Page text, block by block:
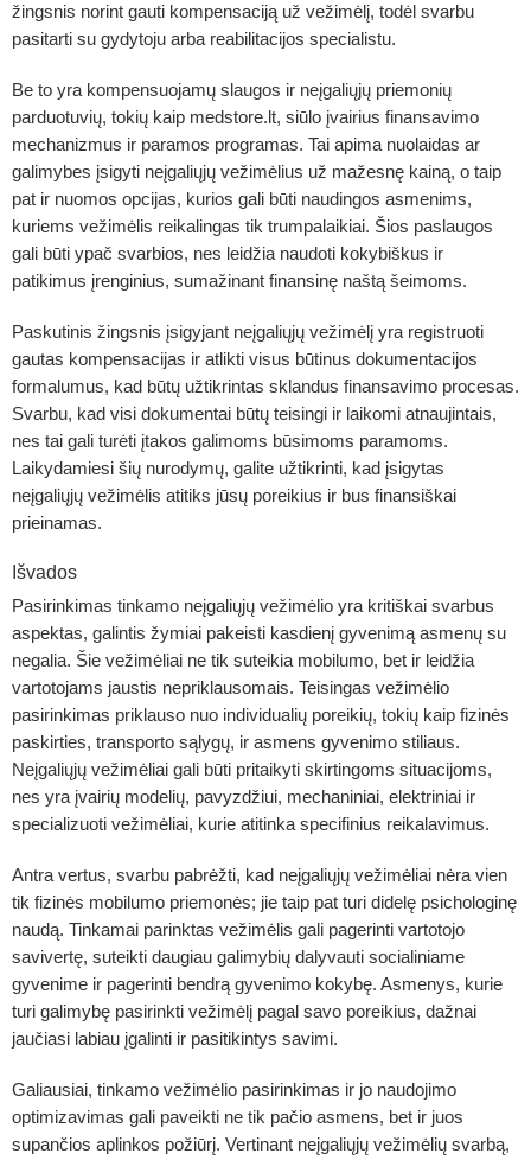
žingsnis norint gauti kompensaciją už vežimėlį, todėl svarbu
pasitarti su gydytoju arba reabilitacijos specialistu.
Be to yra kompensuojamų slaugos ir neįgaliųjų priemonių
parduotuvių, tokių kaip medstore.lt, siūlo įvairius finansavimo
mechanizmus ir paramos programas. Tai apima nuolaidas ar
galimybes įsigyti neįgaliųjų vežimėlius už mažesnę kainą, o taip
pat ir nuomos opcijas, kurios gali būti naudingos asmenims,
kuriems vežimėlis reikalingas tik trumpalaikiai. Šios paslaugos
gali būti ypač svarbios, nes leidžia naudoti kokybiškus ir
patikimus įrenginius, sumažinant finansinę naštą šeimoms.
Paskutinis žingsnis įsigyjant neįgaliųjų vežimėlį yra registruoti
gautas kompensacijas ir atlikti visus būtinus dokumentacijos
formalumus, kad būtų užtikrintas sklandus finansavimo procesas.
Svarbu, kad visi dokumentai būtų teisingi ir laikomi atnaujintais,
nes tai gali turėti įtakos galimoms būsimoms paramoms.
Laikydamiesi šių nurodymų, galite užtikrinti, kad įsigytas
neįgaliųjų vežimėlis atitiks jūsų poreikius ir bus finansiškai
prieinamas.
Išvados
Pasirinkimas tinkamo neįgaliųjų vežimėlio yra kritiškai svarbus
aspektas, galintis žymiai pakeisti kasdienį gyvenimą asmenų su
negalia. Šie vežimėliai ne tik suteikia mobilumo, bet ir leidžia
vartotojams jaustis nepriklausomais. Teisingas vežimėlio
pasirinkimas priklauso nuo individualių poreikių, tokių kaip fizinės
paskirties, transporto sąlygų, ir asmens gyvenimo stiliaus.
Neįgaliųjų vežimėliai gali būti pritaikyti skirtingoms situacijoms,
nes yra įvairių modelių, pavyzdžiui, mechaniniai, elektriniai ir
specializuoti vežimėliai, kurie atitinka specifinius reikalavimus.
Antra vertus, svarbu pabrėžti, kad neįgaliųjų vežimėliai nėra vien
tik fizinės mobilumo priemonės; jie taip pat turi didelę psichologinę
naudą. Tinkamai parinktas vežimėlis gali pagerinti vartotojo
savivertę, suteikti daugiau galimybių dalyvauti socialiniame
gyvenime ir pagerinti bendrą gyvenimo kokybę. Asmenys, kurie
turi galimybę pasirinkti vežimėlį pagal savo poreikius, dažnai
jaučiasi labiau įgalinti ir pasitikintys savimi.
Galiausiai, tinkamo vežimėlio pasirinkimas ir jo naudojimo
optimizavimas gali paveikti ne tik pačio asmens, bet ir juos
supančios aplinkos požiūrį. Vertinant neįgaliųjų vežimėlių svarbą,